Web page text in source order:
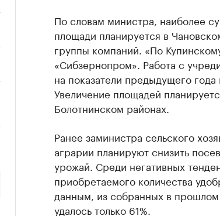
По словам министра, наиболее
площади планируется в
группы компаний. «По
«Сибзернопром». Работа с
на показатели предыдущего
Увеличение площадей
Болотнинском районах.
Ранее заминистра сельского
аграрии планируют снизить
урожай. Среди негативных
приобретаемого количества
данным, из собранных в прошлом
удалось только 61%.